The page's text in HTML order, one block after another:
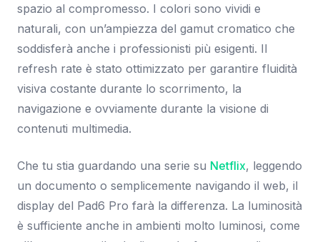
spazio al compromesso. I colori sono vividi e
naturali, con un’ampiezza del gamut cromatico che
soddisferà anche i professionisti più esigenti. Il
refresh rate è stato ottimizzato per garantire fluidità
visiva costante durante lo scorrimento, la
navigazione e ovviamente durante la visione di
contenuti multimedia.
Che tu stia guardando una serie su Netflix, leggendo
un documento o semplicemente navigando il web, il
display del Pad6 Pro farà la differenza. La luminosità
è sufficiente anche in ambienti molto luminosi, come